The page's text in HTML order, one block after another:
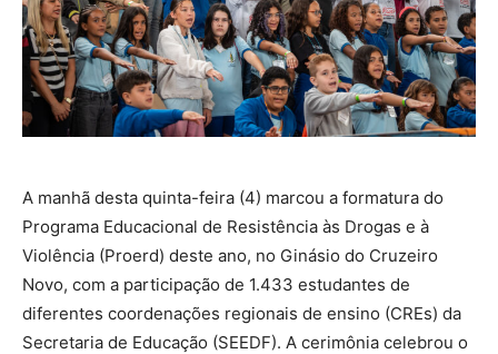
A manhã desta quinta-feira (4) marcou a formatura do
Programa Educacional de Resistência às Drogas e à
Violência (Proerd) deste ano, no Ginásio do Cruzeiro
Novo, com a participação de 1.433 estudantes de
diferentes coordenações regionais de ensino (CREs) da
Secretaria de Educação (SEEDF). A cerimônia celebrou o